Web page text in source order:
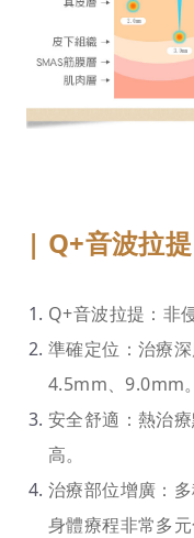
| Q+音波拉
Q+音波拉提：非
準確定位：治療
4.5mm、9.0mm。
安全舒適：熱治
高。
治療部位增廣：
身體療程非常多元